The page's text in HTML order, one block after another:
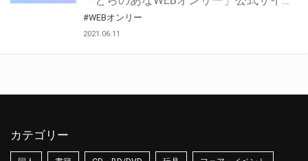
#WEBオンリー
2021.06.11
カテゴリー